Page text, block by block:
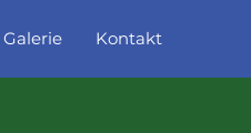
Galerie Kontakt